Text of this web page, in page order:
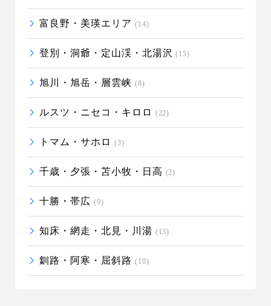
富良野・美瑛エリア (14)
登別・洞爺・定山渓・北湯沢 (15)
旭川・旭岳・層雲峡 (8)
ルスツ・ニセコ・キロロ (22)
トマム・サホロ (3)
千歳・夕張・苫小牧・日高 (2)
十勝・帯広 (9)
知床・網走・北見・川湯 (13)
釧路・阿寒・屈斜路 (10)